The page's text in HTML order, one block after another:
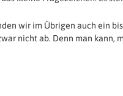
wir im Übrigen auch ein
nicht ab. Denn man kann,